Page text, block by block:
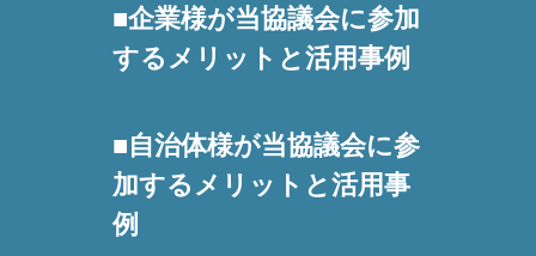
企業様が当協議会に参加
するメリットと活用事例
自治体様が当協議会に参
加するメリットと活用事
例